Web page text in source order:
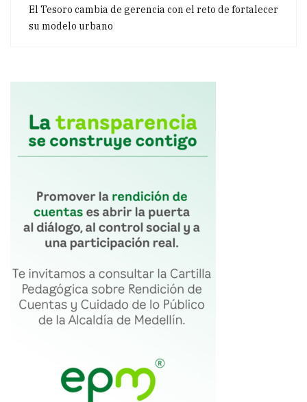
El Tesoro cambia de gerencia con el reto de fortalecer
su modelo urbano